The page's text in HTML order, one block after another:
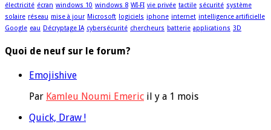
électricité écran windows 10 windows 8 WI-FI vie privée tactile sécurité système
solaire réseau mise à jour Microsoft logiciels iphone internet intelligence artificielle
Google eau Décryptage IA cybersécurité chercheurs batterie applications 3D
Quoi de neuf sur le forum?
Emojishive
Par Kamleu Noumi Emeric il y a 1 mois
Quick, Draw !